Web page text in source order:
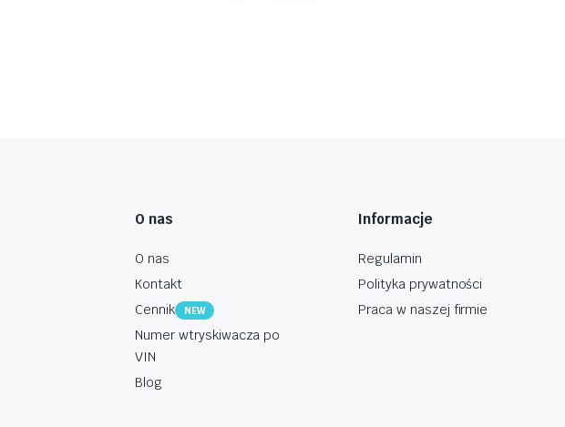
O nas
O nas
Kontakt
Cennik
NEW
Numer wtryskiwacza po
VIN
Blog
Informacje
Regulamin
Polityka prywatności
Praca w naszej firmie